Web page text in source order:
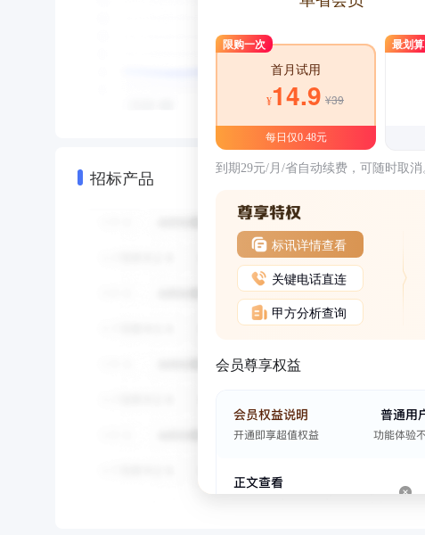
招标产品
限购一次
首月试用
¥14.9 ¥39
每日仅0.48元
最划算
到期29元/月/省自动续费，可随时取消
标讯详情查看
关键电话直连
甲方分析查询
会员尊享权益